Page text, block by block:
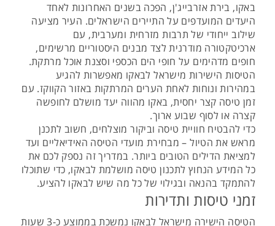
באקו, בירת אזרבייג'ן, הפכה בשנים האחרונות לאחד
היעדים המועדפים על התיירים הישראלים. העיר מציעה
שילוב ייחודי של תרבות מזרחית ומערבית, עם
ארכיטקטורה מודרנית לצד מבנים היסטוריים מרשימים,
חופים מדהימים על חופי הים הכספי וסצנת אוכל מרתקת.
הטיסות הישירות מישראל לבאקו מאפשרות להגיע
במהירות ונוחות לאחת הערים המרתקות באזור הקווקז. עם
זמן טיסה קצר יחסית, באקו מהווה יעד מושלם לחופשה
קצרה או לסוף שבוע ארוך.
כדי להבטיח חוויית טיסה וביקור מוצלחים, חשוב לתכנן
מראש את הטיול – מבחירת מועדי הטיסה האידיאליים ועד
למציאת הדילים הטובים ביותר. במדריך זה נספק לכם את
כל המידע הנחוץ לתכנון טיסה מושלמת לבאקו, כדי שתוכלו
להתמקד בהנאה ובגילוי של כל מה שיש לבאקו להציע.
זמני טיסות ותדירות
הטיסה הישירה מישראל לבאקו נמשכת בממוצע כ-3 שעות